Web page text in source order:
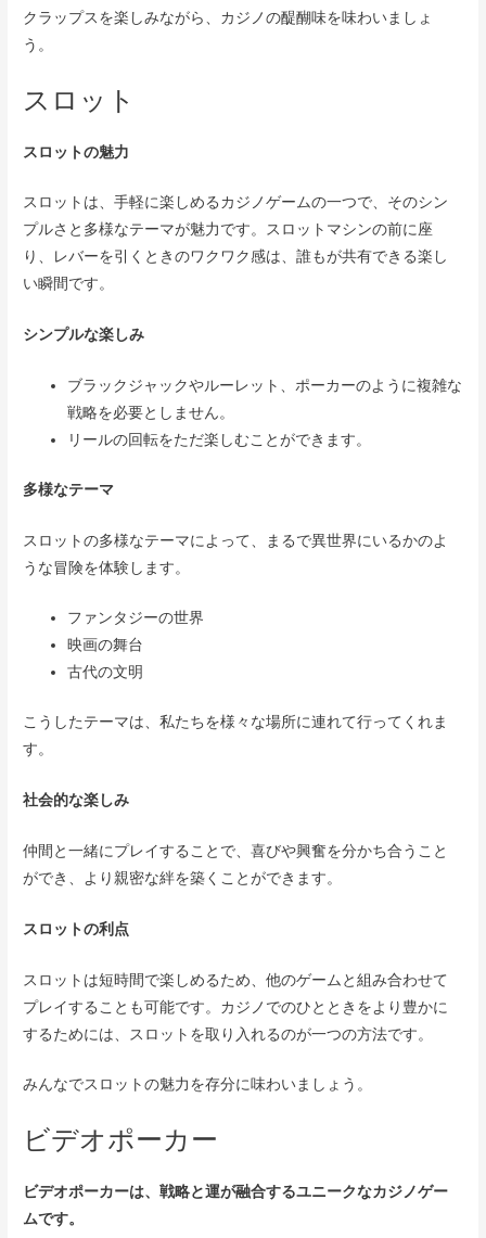
クラップスを楽しみながら、カジノの醍醐味を味わいましょ
う。
スロット
スロットの魅力
スロットは、手軽に楽しめるカジノゲームの一つで、そのシン
プルさと多様なテーマが魅力です。スロットマシンの前に座
り、レバーを引くときのワクワク感は、誰もが共有できる楽し
い瞬間です。
シンプルな楽しみ
ブラックジャックやルーレット、ポーカーのように複雑な
戦略を必要としません。
リールの回転をただ楽しむことができます。
多様なテーマ
スロットの多様なテーマによって、まるで異世界にいるかのよ
うな冒険を体験します。
ファンタジーの世界
映画の舞台
古代の文明
こうしたテーマは、私たちを様々な場所に連れて行ってくれま
す。
社会的な楽しみ
仲間と一緒にプレイすることで、喜びや興奮を分かち合うこと
ができ、より親密な絆を築くことができます。
スロットの利点
スロットは短時間で楽しめるため、他のゲームと組み合わせて
プレイすることも可能です。カジノでのひとときをより豊かに
するためには、スロットを取り入れるのが一つの方法です。
みんなでスロットの魅力を存分に味わいましょう。
ビデオポーカー
ビデオポーカーは、戦略と運が融合するユニークなカジノゲー
ムです。